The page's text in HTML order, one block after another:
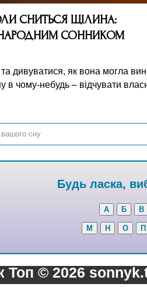
СНИТЬСЯ ЩІЛИНА:
СОННИКОМ
дивуватися, як вона могла
в чому-небудь – відчувати
Будь ласка,
А Б В
М Н О П
Топ © 2026